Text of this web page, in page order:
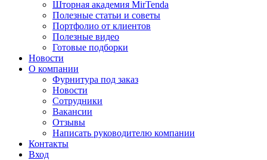
Шторная академия MirTenda
Полезные статьи и советы
Портфолио от клиентов
Полезные видео
Готовые подборки
Новости
О компании
Фурнитура под заказ
Новости
Сотрудники
Вакансии
Отзывы
Написать руководителю компании
Контакты
Вход